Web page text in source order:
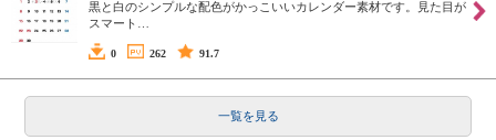
黒と白のシンプルな配色がかっこいいカレンダー素材です。見た目が
スマート…
0 262 91.7
一覧を見る